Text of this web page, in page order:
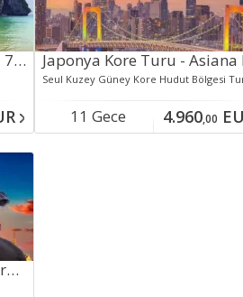
Görkemli Tayland'ın İncileri 7 Gece - Türk Hava Yolları ile
11 Gece
Konaklamalı
4.960,00
Bangkok Pattaya Phuket Turu 7 Gece Saudi Havayolları İle Yılbaşı...